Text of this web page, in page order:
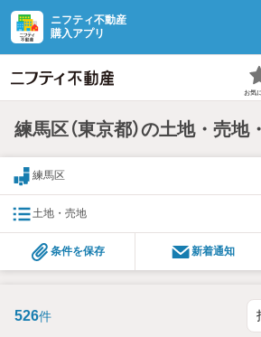
ニフティ不動産
購入アプリ
お気
練馬区（東京都）の土地・売
練馬区
土地・売地
条件を保存 新着通知
526件